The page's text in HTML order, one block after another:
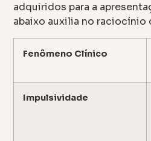
adquiridos para a
abaixo auxilia no raciocínio
Fenômeno Clínico
Impulsividade